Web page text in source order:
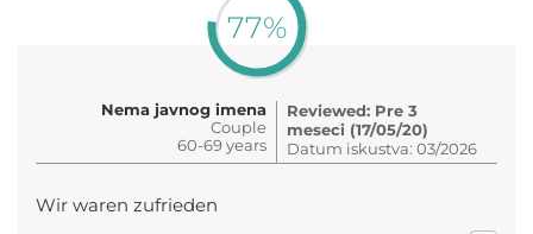
77%
Nema javnog imena
Couple
60-69 years
Reviewed: Pre 3
meseci (17/05/20)
Datum iskustva: 03/2026
Wir waren zufrieden